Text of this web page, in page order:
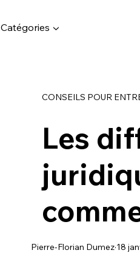
Catégories ▼
CONSEILS POUR
Les
Pierre-Florian Dumez 18